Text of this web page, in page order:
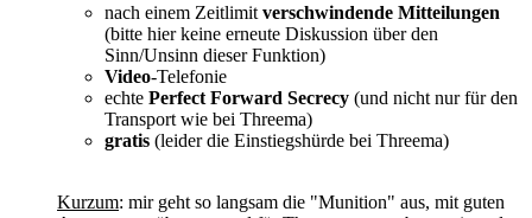
nach einem Zeitlimit verschwindende Mitteilungen
(bitte hier keine erneute Diskussion über den
Sinn/Unsinn dieser Funktion)
Video-Telefonie
echte Perfect Forward Secrecy (und nicht nur für den
Transport wie bei Threema)
gratis (leider die Einstiegshürde bei Threema)
Kurzum: mir geht so langsam die "Munition" aus, mit guten